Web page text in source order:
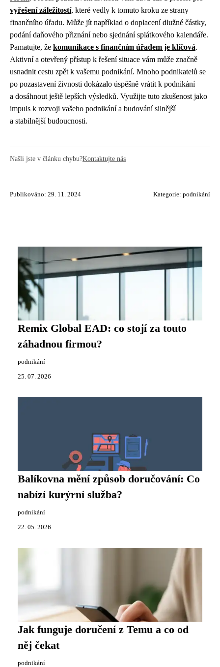
vyřešení záležitostí, které vedly k tomuto kroku ze strany
finančního úřadu. Může jít například o doplacení dlužné částky,
podání daňového přiznání nebo sjednání splátkového kalendáře.
Pamatujte, že komunikace s finančním úřadem je klíčová.
Aktivní a otevřený přístup k řešení situace vám může značně
usnadnit cestu zpět k vašemu podnikání. Mnoho podnikatelů se
po pozastavení živnosti dokázalo úspěšně vrátit k podnikání
a dosáhnout ještě lepších výsledků. Využijte tuto zkušenost jako
impuls k rozvoji vašeho podnikání a budování silnější
a stabilnější budoucnosti.
Našli jste v článku chybu?Kontaktujte nás
Publikováno: 29. 11. 2024 Kategorie: podnikání
Remix Global EAD: co stojí za touto
záhadnou firmou?
podnikání
25. 07. 2026
Balíkovna mění způsob doručování: Co
nabízí kurýrní služba?
podnikání
22. 05. 2026
Jak funguje doručení z Temu a co od
něj čekat
podnikání